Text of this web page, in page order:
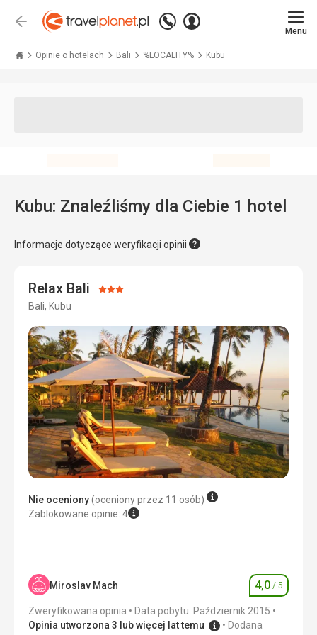
Wstecz
Zadzwoń
+48 71 771 76 55
Zaloguj
Menu
Opinie o hotelach Bali %LOCALITY% Kubu
Kubu: Znaleźliśmy dla Ciebie 1 hotel
Informacje dotyczące weryfikacji opinii
Relax Bali Ocena:
Bali, Kubu
Nie oceniony(oceniony przez 11 osób)
Zablokowane opinie: 4
Miroslav Mach Ocena
4,0 / 5
Zweryfikowana opinia
Data pobytu: Październik 2015
Opinia utworzona 3 lub więcej lat temu
Dodana